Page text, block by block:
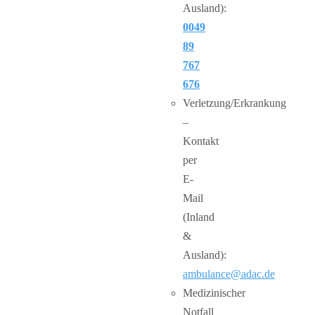
Ausland):
0049
89
767
676
Verletzung/Erkrankung
–
Kontakt
per
E-
Mail
(Inland
&
Ausland):
ambulance@adac.de
Medizinischer
Notfall